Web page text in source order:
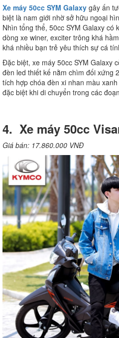
Xe máy 50cc SYM Galaxy gây ấn
biệt là nam giới nhờ sở hữu ngoại
Nhìn tổng thể, 50cc SYM Galaxy
dòng xe winer, exciter trông khá
khá nhiều bạn trẻ yêu thích sự cá
Đặc biệt, xe máy 50cc SYM Galaxy
đèn led thiết kế nằm chìm đối xứng
tích hợp chóa đèn xi nhan màu
đặc biệt khi di chuyển trong các
4. Xe máy 50cc
Giá bán: 17.860.000 VNĐ